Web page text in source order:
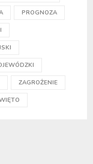
PROGNOZA
ZAGROŻENIE